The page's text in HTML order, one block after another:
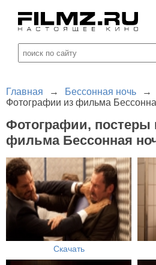
Главная → Бессонная ночь
→
Фотографии из фильма
Фотографии, постеры
фильма Бессонная
Скачать